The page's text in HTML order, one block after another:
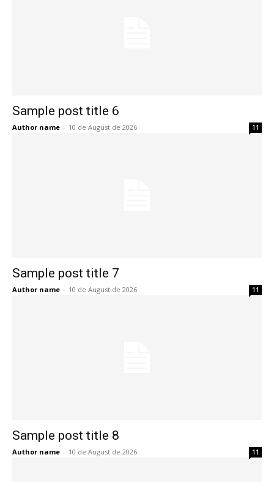
Sample post title 6
Author name - 10 de August de 2026 11
Sample post title 7
Author name - 10 de August de 2026 11
Sample post title 8
Author name - 10 de August de 2026 11